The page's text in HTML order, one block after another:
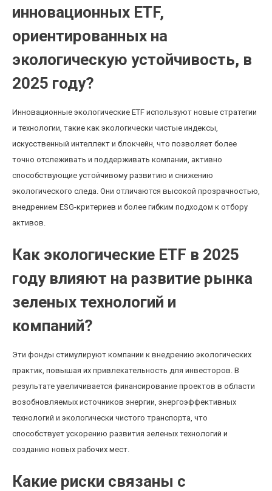
инновационных ETF,
ориентированных на
экологическую устойчивость, в
2025 году?
Инновационные экологические ETF используют новые стратегии
и технологии, такие как экологически чистые индексы,
искусственный интеллект и блокчейн, что позволяет более
точно отслеживать и поддерживать компании, активно
способствующие устойчивому развитию и снижению
экологического следа. Они отличаются высокой прозрачностью,
внедрением ESG-критериев и более гибким подходом к отбору
активов.
Как экологические ETF в 2025
году влияют на развитие рынка
зеленых технологий и
компаний?
Эти фонды стимулируют компании к внедрению экологических
практик, повышая их привлекательность для инвесторов. В
результате увеличивается финансирование проектов в области
возобновляемых источников энергии, энергоэффективных
технологий и экологически чистого транспорта, что
способствует ускорению развития зеленых технологий и
созданию новых рабочих мест.
Какие риски связаны с